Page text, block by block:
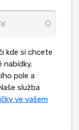
kde si chcete
pole a
služba
ve vašem